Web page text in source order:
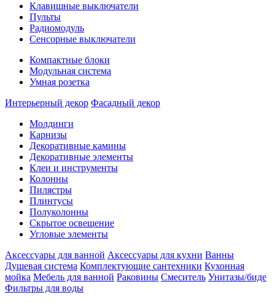
Клавишные выключатели
Пульты
Радиомодуль
Сенсорные выключатели
Компактные блоки
Модульная система
Умная розетка
Интерьерный декор Фасадный декор
Молдинги
Карнизы
Декоративные камины
Декоративные элементы
Клеи и инструменты
Колонны
Пилястры
Плинтусы
Полуколонны
Скрытое освещение
Угловые элементы
Аксессуары для ванной Аксессуары для кухни Ванны
Душевая система Комплектующие сантехники Кухонная
мойка Мебель для ванной Раковины Смеситель Унитазы/биде
Фильтры для воды